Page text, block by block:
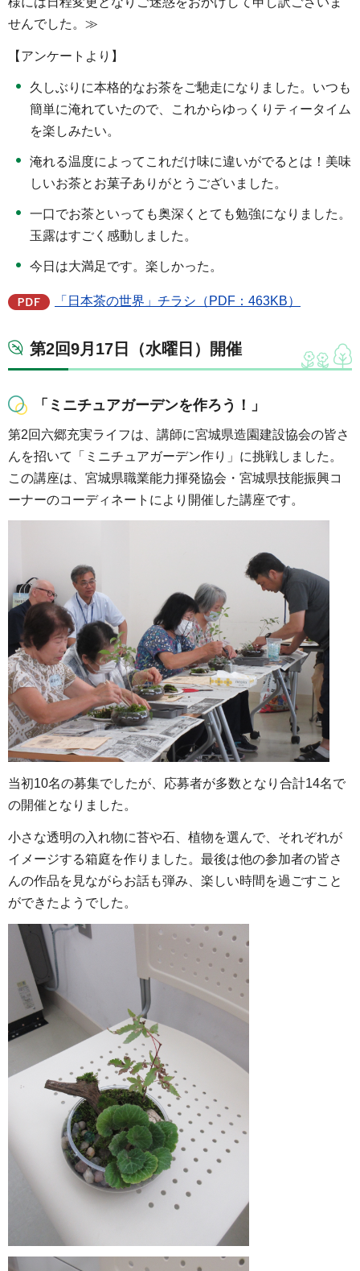
せんでした。≫
【アンケートより】
久しぶりに本格的なお茶をご馳走になりました。いつも
簡単に淹れていたので、これからゆっくりティータイム
を楽しみたい。
淹れる温度によってこれだけ味に違いがでるとは！美味
しいお茶とお菓子ありがとうございました。
一口でお茶といっても奥深くとても勉強になりました。
玉露はすごく感動しました。
今日は大満足です。楽しかった。
「日本茶の世界」チラシ（PDF：463KB）
第2回9月17日（水曜日）開催
「ミニチュアガーデンを作ろう！」
第2回六郷充実ライフは、講師に宮城県造園建設協会の皆さ
んを招いて「ミニチュアガーデン作り」に挑戦しました。
この講座は、宮城県職業能力揮発協会・宮城県技能振興コ
ーナーのコーディネートにより開催した講座です。
当初10名の募集でしたが、応募者が多数となり合計14名で
の開催となりました。
小さな透明の入れ物に苔や石、植物を選んで、それぞれが
イメージする箱庭を作りました。最後は他の参加者の皆さ
んの作品を見ながらお話も弾み、楽しい時間を過ごすこと
ができたようでした。